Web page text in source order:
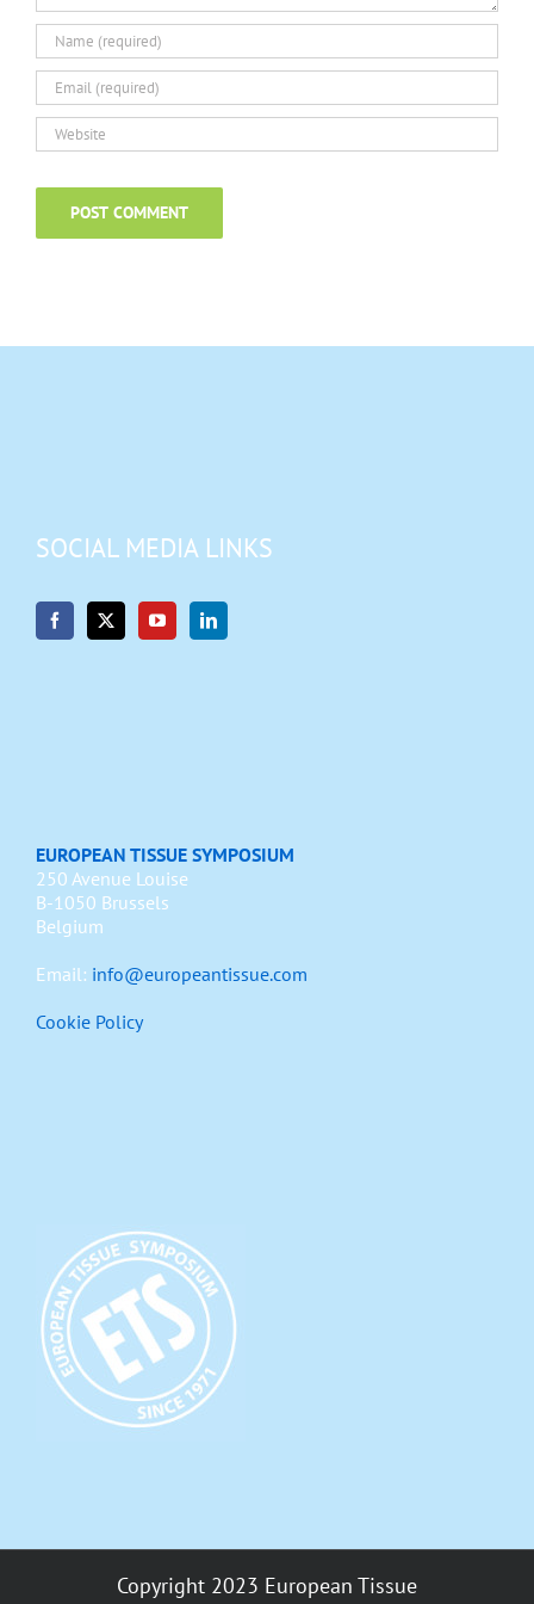
SOCIAL MEDIA LINKS
EUROPEAN TISSUE SYMPOSIUM
250 Avenue Louise
B-1050 Brussels
Belgium
Email: info@europeantissue.com
Cookie Policy
Copyright 2023 European Tissue